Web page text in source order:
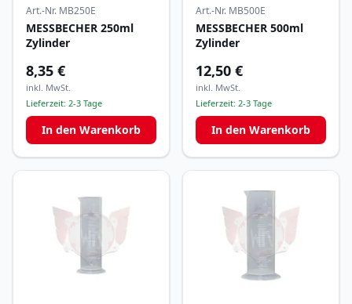
Art.-Nr. MB250E
MESSBECHER 250ml
Zylinder
8,35 €
inkl. MwSt.
Lieferzeit: 2-3 Tage
In den Warenkorb
Art.-Nr. MB500E
MESSBECHER 500ml
Zylinder
12,50 €
inkl. MwSt.
Lieferzeit: 2-3 Tage
In den Warenkorb